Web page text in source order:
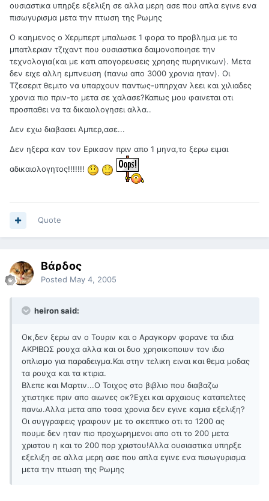
ουσιαστικα υπηρξε εξελιξη σε αλλα μερη ασε που απλα εγινε ενα
πισωγυρισμα μετα την πτωση της Ρωμης
Ο καημενος ο Χερμπερτ μπαλωσε 1 φορα το προβλημα με το
μπατλεριαν τζιχαντ που ουσιαστικα δαιμονοποιησε την
τεχνολογια(και με κατι απογορευσεις χρησης πυρηνικων). Μετα
δεν ειχε αλλη εμπνευση (πανω απο 3000 χρονια ηταν). Οι
Τζεσεριτ θεμιτο να υπαρχουν παντως-υπηρχαν λεει και χιλιαδες
χρονια πιο πριν-το μετα σε χαλασε?Καπως μου φαινεται οτι
προσπαθει να τα δικαιολογησει αλλα..
Δεν εχω διαβασει Αμπερ,ασε...
Δεν ηξερα καν τον Ερικσον πριν απο 1 μηνα,το ξερω ειμαι
αδικαιολογητος!!!!!!!
Quote
Βάρδος
Posted May 4, 2005
heiron said:
Οκ,δεν ξερω αν ο Τουριν και ο Αραγκορν φορανε τα ιδια
ΑΚΡΙΒΩΣ ρουχα αλλα και οι δυο χρησικοποιυν τον ιδιο
οπλισμο για παραδειγμα.Και στην τελικη ειναι και θεμα μοδας
τα ρουχα και τα κτιρια.
Βλεπε και Μαρτιν...Ο Τοιχος στο βιβλιο που διαβαζω
χτιστηκε πριν απο αιωνες οκ?Εχει και αρχαιους καταπελτες
πανω.Αλλα μετα απο τοσα χρονια δεν εγινε καμια εξελιξη?
Οι συγγραφεις γραφουν με το σκεπτικο οτι το 1200 ας
πουμε δεν ηταν πιο προχωρημενοι απο οτι το 200 μετα
χριστου η και το 200 πορ χριστου!Αλλα ουσιαστικα υπηρξε
εξελιξη σε αλλα μερη ασε που απλα εγινε ενα πισωγυρισμα
μετα την πτωση της Ρωμης